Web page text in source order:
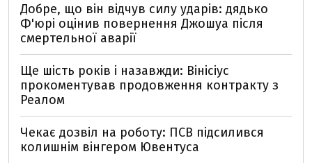
Добре, що він відчув силу ударів: дядько
Ф'юрі оцінив повернення Джошуа після
смертельної аварії
Ще шість років і назавжди: Вінісіус
прокоментував продовження контракту з
Реалом
Чекає дозвіл на роботу: ПСВ підсилився
колишнім вінгером Ювентуса